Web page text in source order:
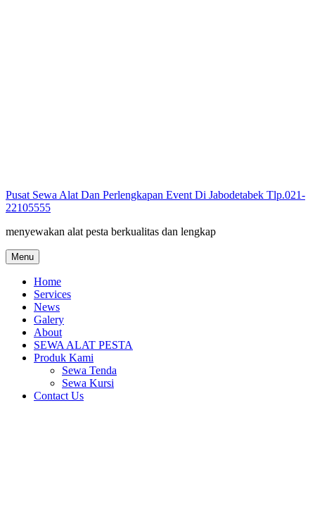
Pusat Sewa Alat Dan Perlengkapan Event Di Jabodetabek Tlp.021-
22105555
menyewakan alat pesta berkualitas dan lengkap
Menu
Home
Services
News
Galery
About
SEWA ALAT PESTA
Produk Kami
Sewa Tenda
Sewa Kursi
Contact Us